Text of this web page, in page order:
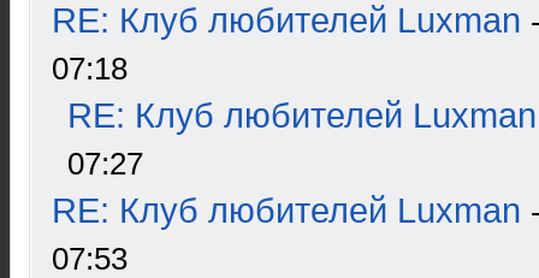
RE: Клуб любителей Luxman
07:18
RE: Клуб любителей Luxman
07:27
RE: Клуб любителей Luxman
07:53